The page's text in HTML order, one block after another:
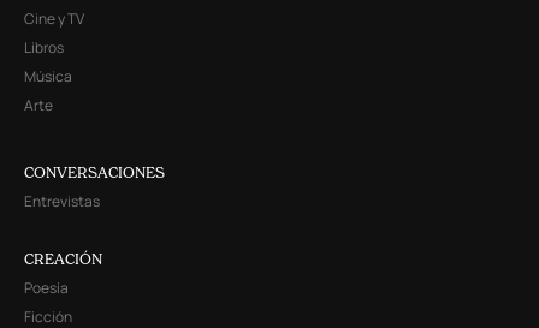
Cine y TV
Libros
Música
Arte
CONVERSACIONES
Entrevistas
CREACIÓN
Poesía
Ficción